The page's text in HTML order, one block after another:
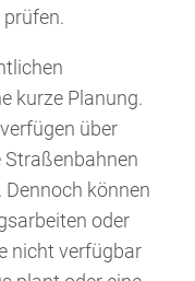
kurze Planung.
über
Straßenbahnen
können
oder
nicht verfügbar